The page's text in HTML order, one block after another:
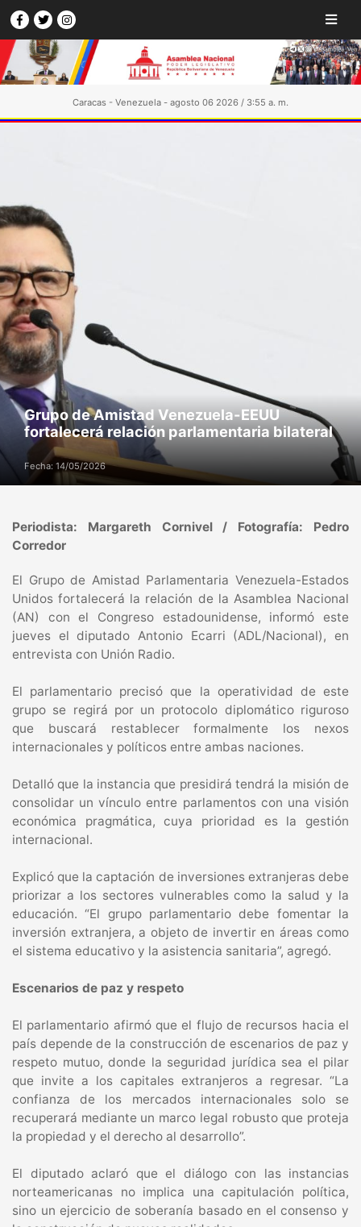
Caracas - Venezuela - agosto 06 2026 / 3:55 a. m.
Grupo de Amistad Venezuela-EEUU
fortalecerá relación parlamentaria bilateral
Fecha: 14/05/2026
Periodista: Margareth Cornivel / Fotografía: Pedro
Corredor
El Grupo de Amistad Parlamentaria Venezuela-Estados
Unidos fortalecerá la relación de la Asamblea Nacional
(AN) con el Congreso estadounidense, informó este
jueves el diputado Antonio Ecarri (ADL/Nacional), en
entrevista con Unión Radio.
El parlamentario precisó que la operatividad de este
grupo se regirá por un protocolo diplomático riguroso
que buscará restablecer formalmente los nexos
internacionales y políticos entre ambas naciones.
Detalló que la instancia que presidirá tendrá la misión de
consolidar un vínculo entre parlamentos con una visión
económica pragmática, cuya prioridad es la gestión
internacional.
Explicó que la captación de inversiones extranjeras debe
priorizar a los sectores vulnerables como la salud y la
educación. “El grupo parlamentario debe fomentar la
inversión extranjera, a objeto de invertir en áreas como
el sistema educativo y la asistencia sanitaria”, agregó.
Escenarios de paz y respeto
El parlamentario afirmó que el flujo de recursos hacia el
país depende de la construcción de escenarios de paz y
respeto mutuo, donde la seguridad jurídica sea el pilar
que invite a los capitales extranjeros a regresar. “La
confianza de los mercados internacionales solo se
recuperará mediante un marco legal robusto que proteja
la propiedad y el derecho al desarrollo”.
El diputado aclaró que el diálogo con las instancias
norteamericanas no implica una capitulación política,
sino un ejercicio de soberanía basado en el consenso y